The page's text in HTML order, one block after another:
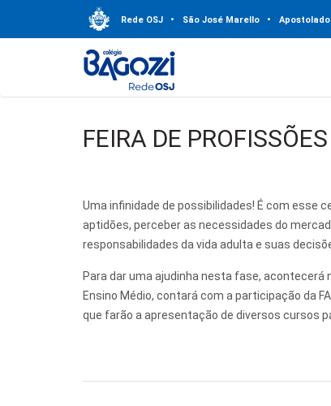
Rede OSJ • São José Marello •
FEIRA DE
Uma infinidade de possibilidades! É com esse
aptidões, perceber as necessidades do
responsabilidades da vida adulta e suas
Para dar uma ajudinha nesta fase, acontecerá
Ensino Médio, contará com a participação da
que farão a apresentação de diversos cursos